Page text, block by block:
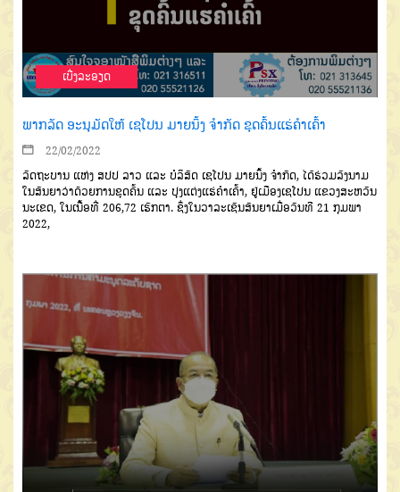
ເບີ່ງລະອຽດ
ພາກລັດ ອະນຸມັດໃຫ້ ເຊໂປນ ມາຍນິ້ງ ຈຳກັດ ຂຸດຄົ້ນແຮ່ຄຳເຄົ້າ
22/02/2022
ລັດຖະບານ ແຫ່ງ ສປປ ລາວ ແລະ ບໍລສັດ ເຊໂປນ ມາຍນິ້ງ ຈຳກັດ, ໄດ້ຮ່ວມລົງນາມ
ໃນສັນຍາວ່າດ້ວຍການຂຸດຄົ້ນ ແລະ ປຸງແຕ່ງແຮ່ຄຳເຄົ້າ, ຢູ່ເມືອງເຊໂປນ ແຂວງສະຫວັນ
ນະເຂດ, ໃນເນື້ອທີ່ 206,72 ເຮັກຕາ. ຊຶ່ງໃນວາລະເຊັນສັນຍາເມື່ອວັນທີ 21 ກຸມພາ
2022,